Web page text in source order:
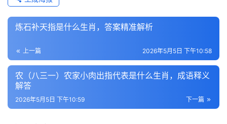
炼石补天指是什么生肖，答案精准解析
上一篇 2026年5月5日 下午10:58
农（八三一）农家小肉出指代表是什么生肖，成语释义
解答
下一篇
2026年5月5日 下午10:59